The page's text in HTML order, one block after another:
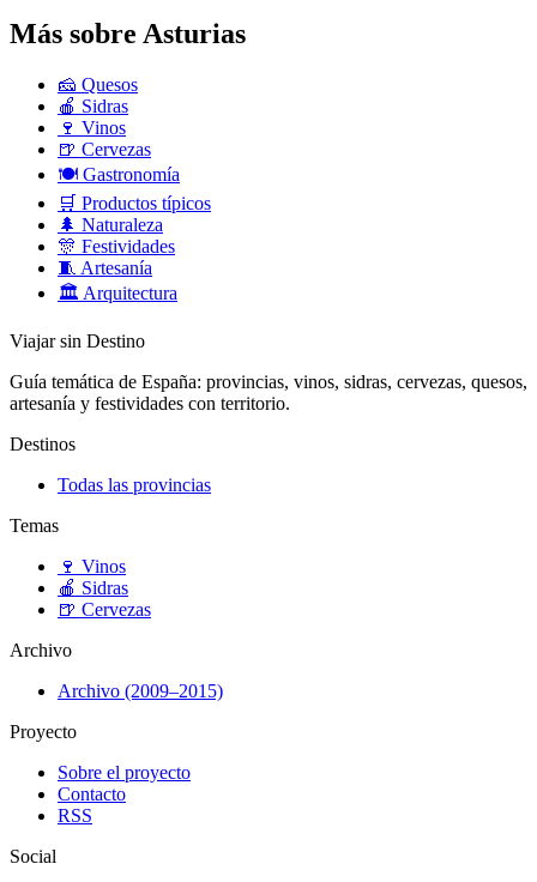
Más sobre Asturias
🧀 Quesos
🍎 Sidras
🍷 Vinos
🍺 Cervezas
🍽️ Gastronomía
🛒 Productos típicos
🌲 Naturaleza
🎊 Festividades
🧵 Artesanía
🏛️ Arquitectura
Viajar sin Destino
Guía temática de España: provincias, vinos, sidras, cervezas, quesos,
artesanía y festividades con territorio.
Destinos
Todas las provincias
Temas
🍷 Vinos
🍎 Sidras
🍺 Cervezas
Archivo
Archivo (2009–2015)
Proyecto
Sobre el proyecto
Contacto
RSS
Social